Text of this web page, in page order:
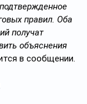
правил. Оба
получат
объяснения
в сообщении.